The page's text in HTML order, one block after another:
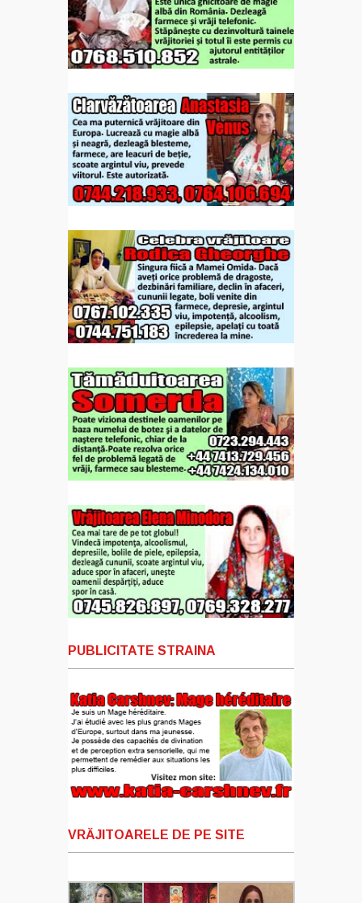
PUBLICITATE STRAINA
VRĂJITOARELE DE PE SITE